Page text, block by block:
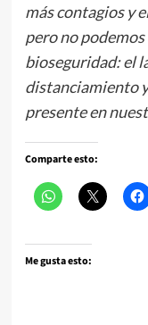
más contagios y
pero no
bioseguridad: el
distanciamiento
presente en
Comparte esto:
Me gusta esto: